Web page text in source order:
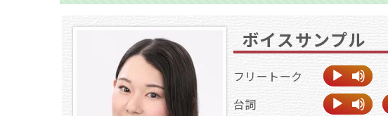
ボイスサンプル
フリートーク
台詞